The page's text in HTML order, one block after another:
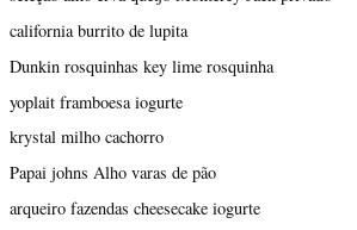
california burrito de lupita
Dunkin rosquinhas key lime rosquinha
yoplait framboesa iogurte
krystal milho cachorro
Papai johns Alho varas de pão
arqueiro fazendas cheesecake iogurte